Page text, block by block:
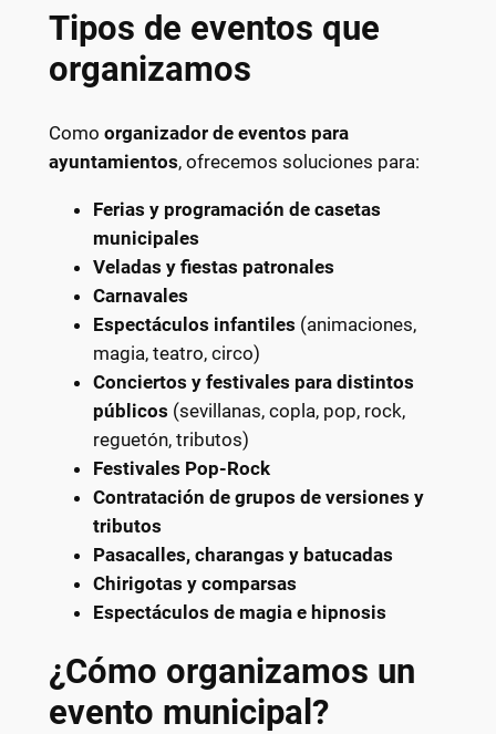
Tipos de eventos que
organizamos
Como organizador de eventos para
ayuntamientos, ofrecemos soluciones para:
Ferias y programación de casetas
municipales
Veladas y fiestas patronales
Carnavales
Espectáculos infantiles (animaciones,
magia, teatro, circo)
Conciertos y festivales para distintos
públicos (sevillanas, copla, pop, rock,
reguetón, tributos)
Festivales Pop-Rock
Contratación de grupos de versiones y
tributos
Pasacalles, charangas y batucadas
Chirigotas y comparsas
Espectáculos de magia e hipnosis
¿Cómo organizamos un
evento municipal?